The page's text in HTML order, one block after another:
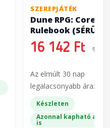
SZEREPJÁTÉK
Dune RPG: Core
Rulebook (SÉRÜLT)
16 142 Ft 18
Az elmúlt 30 nap
legalacsonyabb ára: 18
Készleten
Azonnal kapható a
is